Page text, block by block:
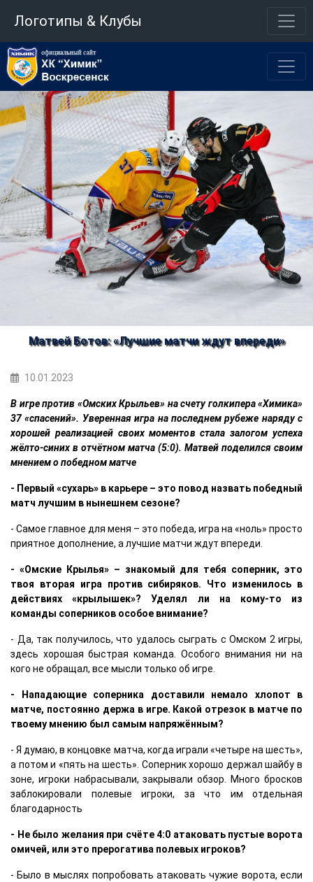
Логотипы & Клубы
Матвей Ботов: «Лучшие матчи ждут впереди»
10.01.2023
В игре против «Омских Крыльев» на счету голкипера «Химика»
37 «спасений». Уверенная игра на последнем рубеже наряду с
хорошей реализацией своих моментов стала залогом успеха
жёлто-синих в отчётном матча (5:0). Матвей поделился своим
мнением о победном матче
- Первый «сухарь» в карьере – это повод назвать победный
матч лучшим в нынешнем сезоне?
- Самое главное для меня – это победа, игра на «ноль» просто
приятное дополнение, а лучшие матчи ждут впереди.
- «Омские Крылья» – знакомый для тебя соперник, это
твоя вторая игра против сибиряков. Что изменилось в
действиях «крылышек»? Уделял ли на кому-то из
команды соперников особое внимание?
- Да, так получилось, что удалось сыграть с Омском 2 игры,
здесь хорошая быстрая команда. Особого внимания ни на
кого не обращал, все мысли только об игре.
- Нападающие соперника доставили немало хлопот в
матче, постоянно держа в игре. Какой отрезок в матче по
твоему мнению был самым напряжённым?
- Я думаю, в концовке матча, когда играли «четыре на шесть»,
а потом и «пять на шесть». Соперник хорошо держал шайбу в
зоне, игроки набрасывали, закрывали обзор. Много бросков
заблокировали полевые игроки, за что им отдельная
благодарность
- Не было желания при счёте 4:0 атаковать пустые ворота
омичей, или это прерогатива полевых игроков?
- Было в мыслях попробовать атаковать чужие ворота, если